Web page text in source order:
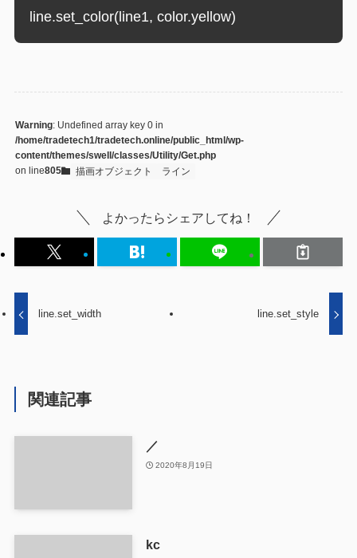
line.set_color(line1, color.yellow)
Warning: Undefined array key 0 in
/home/tradetech1/tradetech.online/public_html/wp-
content/themes/swell/classes/Utility/Get.php
on line805 描画オブジェクト ライン
よかったらシェアしてね！
line.set_width line.set_style
関連記事
／
2020年8月19日
kc